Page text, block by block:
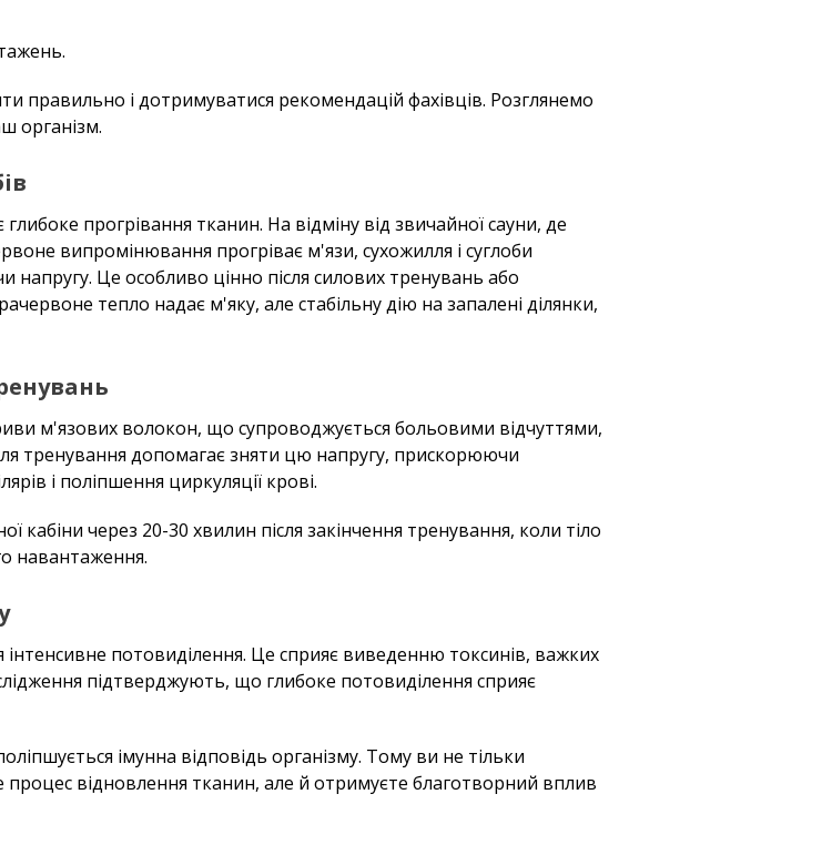
правильно і дотримуватися рекомендацій фахівців. Розглянемо
організм.
прогрівання тканин. На відміну від звичайної сауни, де
випромінювання прогріває м'язи, сухожилля і суглоби
Це особливо цінно після силових тренувань або
тепло надає м'яку, але стабільну дію на запалені ділянки,
м'язових волокон, що супроводжується больовими відчуттями,
тренування допомагає зняти цю напругу, прискорюючи
і поліпшення циркуляції крові.
кабіни через 20-30 хвилин після закінчення тренування, коли тіло
навантаження.
інтенсивне потовиділення. Це сприяє виведенню токсинів, важких
підтверджують, що глибоке потовиділення сприяє
імунна відповідь організму. Тому ви не тільки
процес відновлення тканин, але й отримуєте благотворний вплив